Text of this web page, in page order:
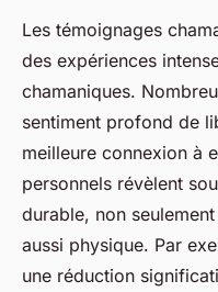
Les témoignages
des expériences
chamaniques.
sentiment profond de
meilleure connexion à
personnels révèlent
durable, non
aussi physique. Par
une réduction